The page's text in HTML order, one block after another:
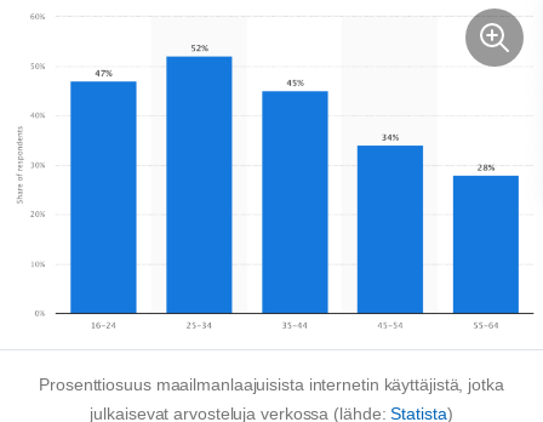
Prosenttiosuus maailmanlaajuisista internetin käyttäjistä, jotka
julkaisevat arvosteluja verkossa (lähde:Statista)